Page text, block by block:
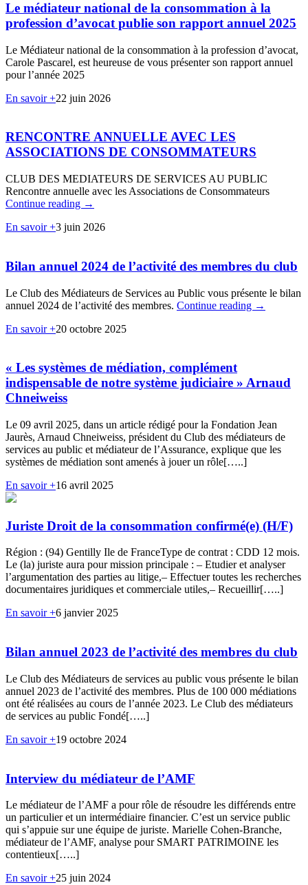
Le médiateur national de la consommation à la
profession d’avocat publie son rapport annuel 2025
Le Médiateur national de la consommation à la profession d’avocat,
Carole Pascarel, est heureuse de vous présenter son rapport annuel
pour l’année 2025
En savoir +22 juin 2026
RENCONTRE ANNUELLE AVEC LES
ASSOCIATIONS DE CONSOMMATEURS
CLUB DES MEDIATEURS DE SERVICES AU PUBLIC
Rencontre annuelle avec les Associations de Consommateurs
Continue reading →
En savoir +3 juin 2026
Bilan annuel 2024 de l’activité des membres du club
Le Club des Médiateurs de Services au Public vous présente le bilan
annuel 2024 de l’activité des membres. Continue reading →
En savoir +20 octobre 2025
« Les systèmes de médiation, complément
indispensable de notre système judiciaire » Arnaud
Chneiweiss
Le 09 avril 2025, dans un article rédigé pour la Fondation Jean
Jaurès, Arnaud Chneiweiss, président du Club des médiateurs de
services au public et médiateur de l’Assurance, explique que les
systèmes de médiation sont amenés à jouer un rôle[…..]
En savoir +16 avril 2025
Juriste Droit de la consommation confirmé(e) (H/F)
Région : (94) Gentilly Ile de FranceType de contrat : CDD 12 mois.
Le (la) juriste aura pour mission principale : – Etudier et analyser
l’argumentation des parties au litige,– Effectuer toutes les recherches
documentaires juridiques et commerciale utiles,– Recueillir[…..]
En savoir +6 janvier 2025
Bilan annuel 2023 de l’activité des membres du club
Le Club des Médiateurs de services au public vous présente le bilan
annuel 2023 de l’activité des membres. Plus de 100 000 médiations
ont été réalisées au cours de l’année 2023. Le Club des médiateurs
de services au public Fondé[…..]
En savoir +19 octobre 2024
Interview du médiateur de l’AMF
Le médiateur de l’AMF a pour rôle de résoudre les différends entre
un particulier et un intermédiaire financier. C’est un service public
qui s’appuie sur une équipe de juriste. Marielle Cohen-Branche,
médiateur de l’AMF, analyse pour SMART PATRIMOINE les
contentieux[…..]
En savoir +25 juin 2024